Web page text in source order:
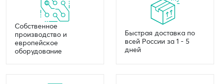
Собственное
производство и
европейское
оборудование
Быстрая доставка по
всей России за 1 - 5
дней